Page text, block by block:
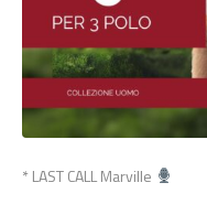
* LAST CALL Marville